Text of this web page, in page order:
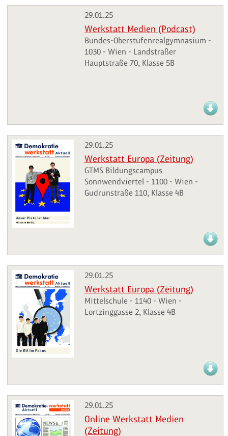
29.01.25
Werkstatt Medien (Podcast)
Bundes-Oberstufenrealgymnasium -
1030 - Wien - Landstraßer
Hauptstraße 70, Klasse 5B
29.01.25
Werkstatt Europa (Zeitung)
GTMS Bildungscampus
Sonnwendviertel - 1100 - Wien -
Gudrunstraße 110, Klasse 4B
29.01.25
Werkstatt Europa (Zeitung)
Mittelschule - 1140 - Wien -
Lortzinggasse 2, Klasse 4B
29.01.25
Online Werkstatt Medien
(Zeitung)